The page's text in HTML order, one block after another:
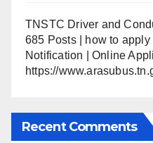
TNSTC Driver and
685 Posts | how to apply
Notification | Online
https://
Recent Comments